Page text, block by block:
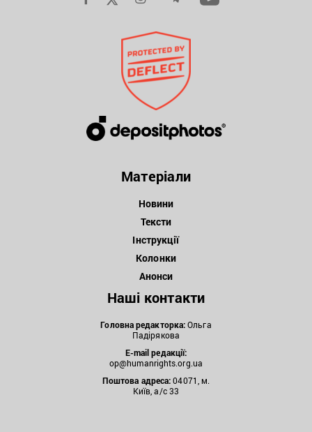
Матеріали
Новини
Тексти
Інструкції
Колонки
Анонси
Наші контакти
Головна редакторка:Ольга
Падірякова
E-mail редакції:
op@humanrights.org.ua
Поштова адреса:04071, м.
Київ, а/с 33